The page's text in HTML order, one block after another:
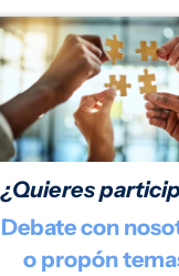
¿Quieres
Debate con
o propón